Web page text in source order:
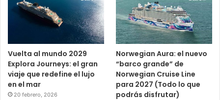
Vuelta al mundo 2029
Explora Journeys: el gran
viaje que redefine el lujo
en el mar
20 febrero, 2026
Norwegian Aura: el nuevo
“barco grande” de
Norwegian Cruise Line
para 2027 (Todo lo que
podrás disfrutar)